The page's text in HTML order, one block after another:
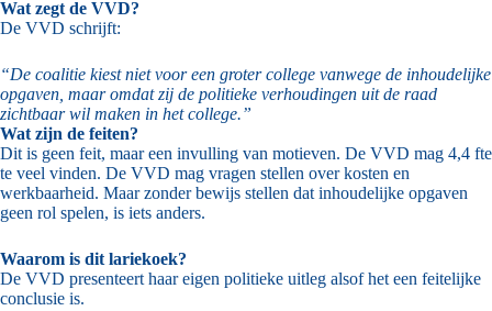
Wat zegt de VVD?
De VVD schrijft:
“De coalitie kiest niet voor een groter college vanwege de inhoudelijke
opgaven, maar omdat zij de politieke verhoudingen uit de raad
zichtbaar wil maken in het college.”
Wat zijn de feiten?
Dit is geen feit, maar een invulling van motieven. De VVD mag 4,4 fte
te veel vinden. De VVD mag vragen stellen over kosten en
werkbaarheid. Maar zonder bewijs stellen dat inhoudelijke opgaven
geen rol spelen, is iets anders.
Waarom is dit lariekoek?
De VVD presenteert haar eigen politieke uitleg alsof het een feitelijke
conclusie is.